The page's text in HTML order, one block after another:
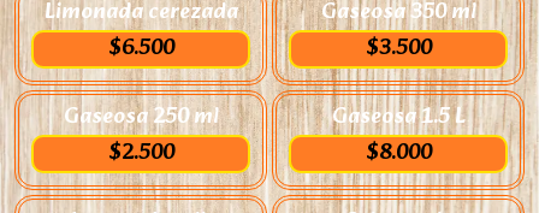
Limonada cerezada
$6.500
Gaseosa 350 ml
$3.500
Gaseosa 250 ml
$2.500
Gaseosa 1.5 L
$8.000